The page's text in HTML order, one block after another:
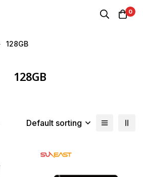
0
128GB
128GB
Default sorting